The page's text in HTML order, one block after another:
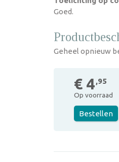
Goed.
Geheel opnieuw
€ 4,95
Op voorraad
Bestellen